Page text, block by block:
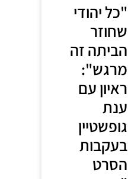
"כל יהודי
שחוזר
הביתה זה
מרגש":
ראיון עם
ענת
גופשטיין
בעקבות
הסרט